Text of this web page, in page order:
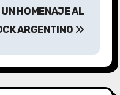
UN HOMENAJE AL
ARGENTINO